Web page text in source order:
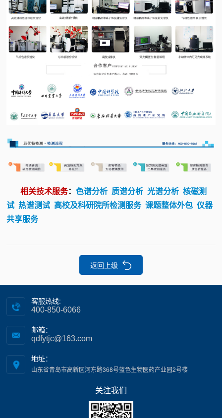
相关技术服务：色谱分析 质谱分析 光谱分析 核磁测
试 热谱测试 高校及科研院所检测服务 课题整体外包 仪器
共享服务
返回上级
客服热线:
400-850-6066
邮箱：
qdfytjc@163.com
地址：
山东省青岛市高新区河东路368号蓝色生物医药产业园2号楼
关注我们